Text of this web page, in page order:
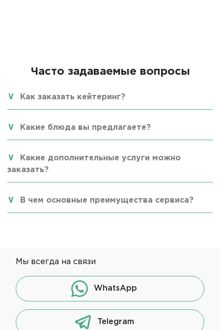
Часто задаваемые вопросы
Как заказать кейтеринг?
Какие блюда вы предлагаете?
Какие дополнительные услуги можно
заказать?
В чем основные преимущества сервиса?
Мы всегда на связи
WhatsApp
Telegram